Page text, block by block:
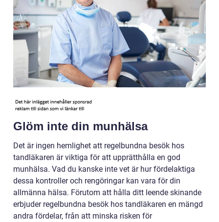
Glöm inte din munhälsa
Det är ingen hemlighet att regelbundna besök hos
tandläkaren är viktiga för att upprätthålla en god
munhälsa. Vad du kanske inte vet är hur fördelaktiga
dessa kontroller och rengöringar kan vara för din
allmänna hälsa. Förutom att hålla ditt leende skinande
erbjuder regelbundna besök hos tandläkaren en mängd
andra fördelar, från att minska risken för